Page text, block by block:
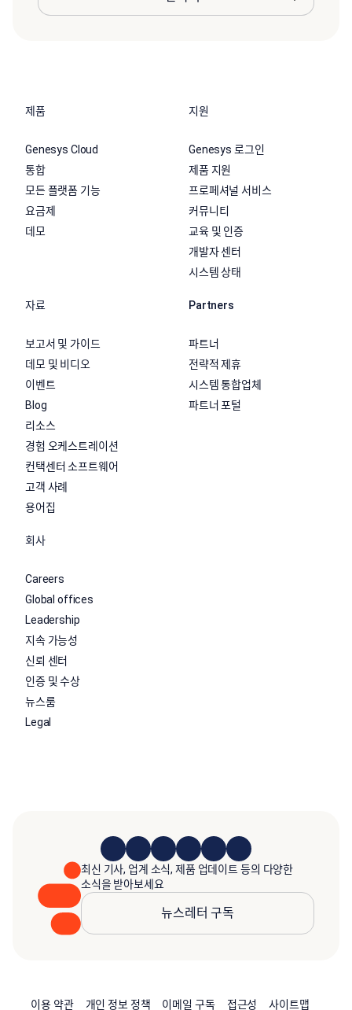
제품
Genesys Cloud
통합
모든 플랫폼 기능
요금제
데모
지원
Genesys 로그인
제품 지원
프로페셔널 서비스
커뮤니티
교육 및 인증
개발자 센터
시스템 상태
자료
보고서 및 가이드
데모 및 비디오
이벤트
Blog
리소스
경험 오케스트레이션
컨택센터 소프트웨어
고객 사례
용어집
Partners
파트너
전략적 제휴
시스템 통합업체
파트너 포털
회사
Careers
Global offices
Leadership
지속 가능성
신뢰 센터
인증 및 수상
뉴스룸
Legal
최신 기사, 업계 소식, 제품 업데이트 등의 다양한
소식을 받아보세요
뉴스레터 구독
이용 약관 개인 정보 정책 이메일 구독 접근성 사이트맵